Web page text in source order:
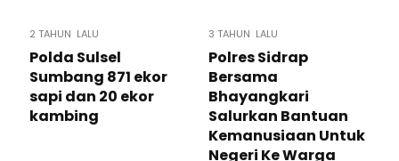
2 TAHUN LALU
Polda Sulsel
Sumbang 871 ekor
sapi dan 20 ekor
kambing
3 TAHUN LALU
Polres Sidrap
Bersama
Bhayangkari
Salurkan Bantuan
Kemanusiaan Untuk
Negeri Ke Warga